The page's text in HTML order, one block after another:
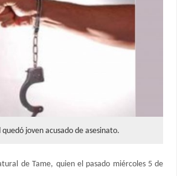
quedó joven acusado de asesinato.
de Tame, quien el pasado miércoles 5 de